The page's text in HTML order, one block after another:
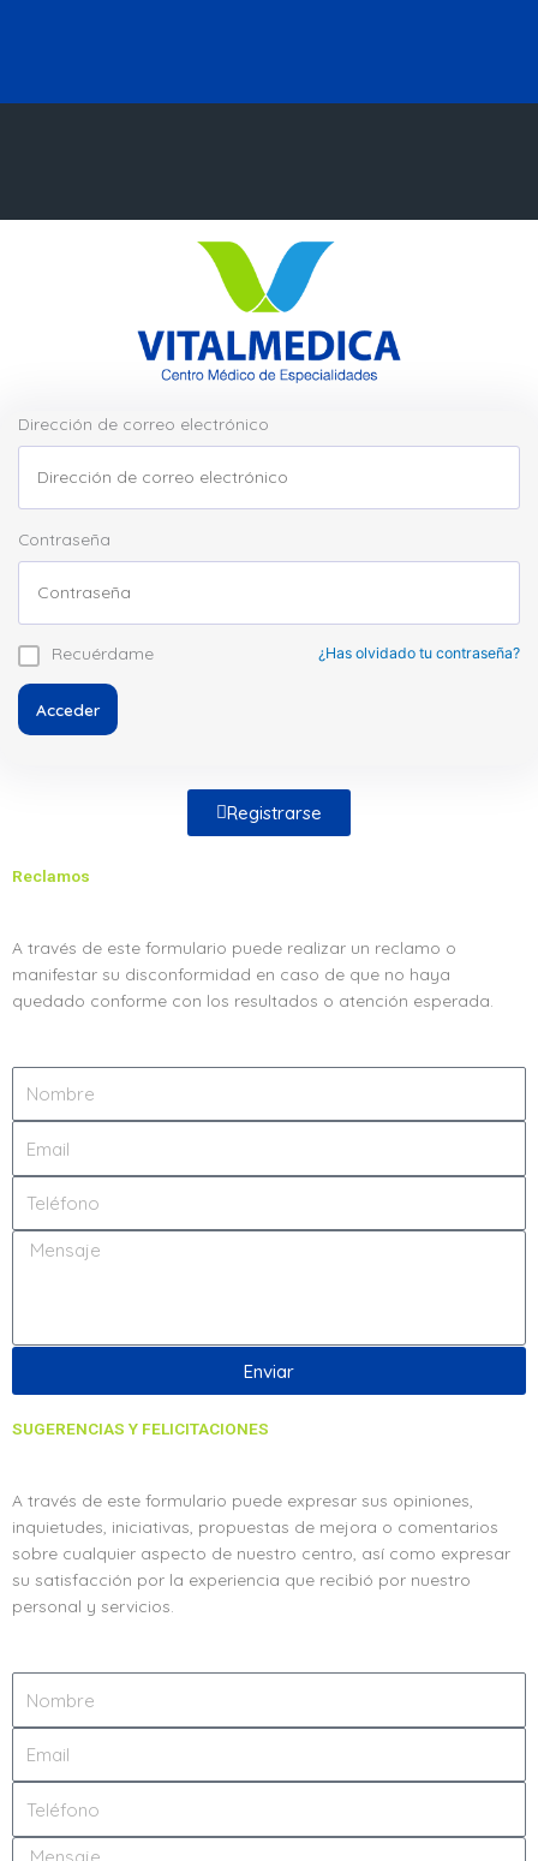
Dirección de correo electrónico
Contraseña
Recuérdame ¿Has olvidado tu contraseña?
Acceder
Registrarse
Reclamos
A través de este formulario puede realizar un reclamo o
manifestar su disconformidad en caso de que no haya
quedado conforme con los resultados o atención esperada.
Message
Enviar
SUGERENCIAS Y FELICITACIONES
A través de este formulario puede expresar sus opiniones,
inquietudes, iniciativas, propuestas de mejora o comentarios
sobre cualquier aspecto de nuestro centro, así como expresar
su satisfacción por la experiencia que recibió por nuestro
personal y servicios.
Message